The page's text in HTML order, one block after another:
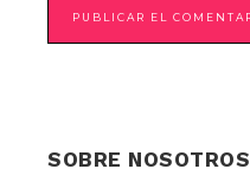
SOBRE NOSOTROS